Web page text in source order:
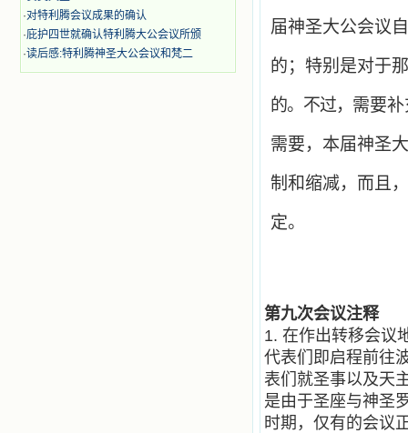
·对特利腾会议成果的确认
·庇护四世就确认特利腾大公会议所颁
·读后感:特利腾神圣大公会议和梵二
届神圣大公会议
的；特别是对于
的。不过， 需要
需要，本届神圣
制和缩减，而且
定。
第九次会议注释
1. 在作出转移会议
代表们即启程前往
表们就圣事以及天
是由于圣座与神圣
时期，仅有的会议